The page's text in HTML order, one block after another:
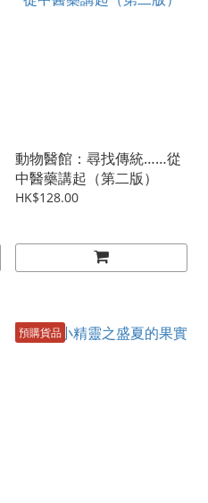
動物醫館：尋找傳統……從
中醫藥講起（第二版）
HK$128.00
預購貨品